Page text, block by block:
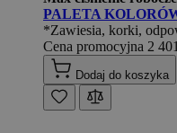
PALETA
*Zawiesia, korki,
Cena promocyjna 2
Dodaj do koszyka